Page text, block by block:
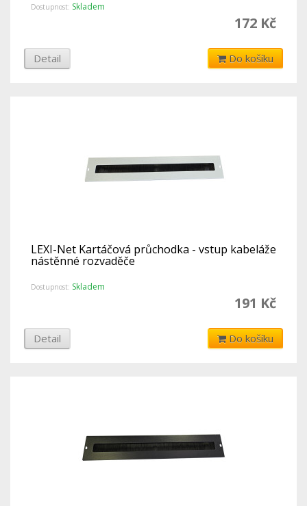
Dostupnost: Skladem
172 Kč
Detail Do košíku
LEXI-Net Kartáčová průchodka - vstup kabeláže
nástěnné rozvaděče
Dostupnost: Skladem
191 Kč
Detail Do košíku